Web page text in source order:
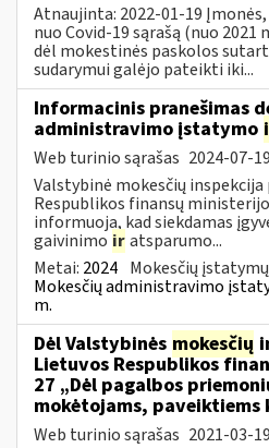
Atnaujinta: 2022-01-19
nuo Covid-19 sąrašą (nuo 2021
dėl mokestinės paskolos
sudarymui galėjo pateikti iki...
Informacinis pranešimas
administravimo įstatymo
Web turinio sąrašas 2024-07-19
Valstybinė mokesčių inspekcija
Respublikos finansų
informuoja, kad siekdamas
gaivinimo iratsparumo...
Metai: 2024 Mokesčių
Mokesčių administravimo
m.
Dėl Valstybinės mokesčių
Lietuvos Respublikos
27 „Dėl pagalbos
mokėtojams, paveiktiems
Web turinio sąrašas 2021-03-19